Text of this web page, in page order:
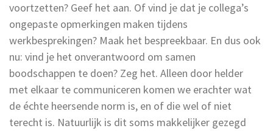
voortzetten? Geef het aan. Of vind je dat je collega’s
ongepaste opmerkingen maken tijdens
werkbesprekingen? Maak het bespreekbaar. En dus ook
nu: vind je het onverantwoord om samen
boodschappen te doen? Zeg het. Alleen door helder
met elkaar te communiceren komen we erachter wat
de échte heersende norm is, en of die wel of niet
terecht is. Natuurlijk is dit soms makkelijker gezegd